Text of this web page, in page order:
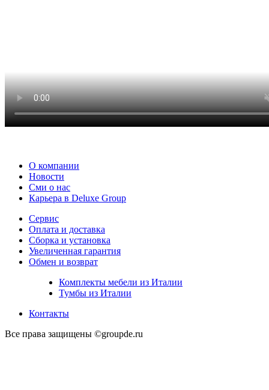
О компании
Новости
Сми о нас
Карьера в Deluxe Group
Сервис
Оплата и доставка
Сборка и установка
Увеличенная гарантия
Обмен и возврат
Комплекты мебели из Италии
Тумбы из Италии
Контакты
Все права защищены ©groupde.ru